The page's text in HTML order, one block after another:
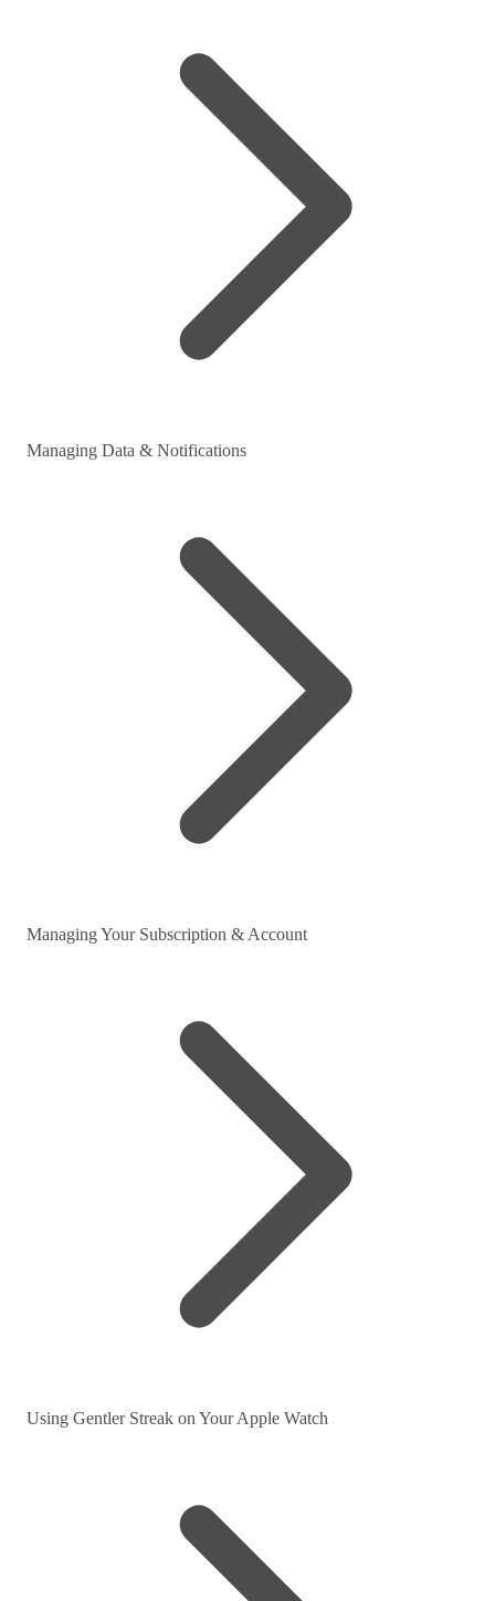
Managing Data & Notifications
Managing Your Subscription & Account
Using Gentler Streak on Your Apple Watch